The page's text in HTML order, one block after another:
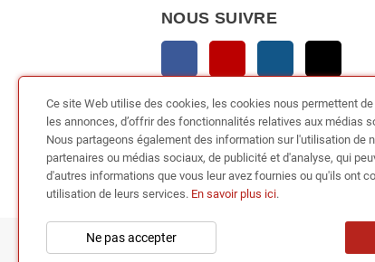
NOUS SUIVRE
Facebook YouTube Instagram
Ce site Web utilise des cookies, les cookies nous permettent
les annonces, d’offrir des fonctionnalités relatives aux médias
Nous partageons également des information sur l'utilisation de
partenaires ou médias sociaux, de publicité et d'analyse, qui
d'autres informations que vous leur avez fournies ou qu'ils ont
utilisation de leurs services. En savoir plus ici.
Ne pas accepter